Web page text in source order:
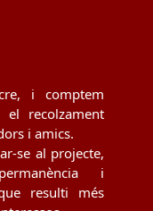
i comptem
recolzament
i amics.
se al projecte,
i
resulti més